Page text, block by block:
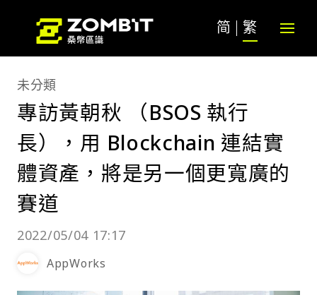
简 繁
未分類
專訪黃朝秋 （BSOS 執行
長），用 Blockchain 連結實
體資產，將是另一個更寬廣的
賽道
2022/05/04 17:17
AppWorks